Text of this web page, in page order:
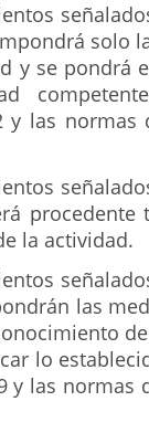
solo
y se pondrá
y las normas
procedente
la actividad.
las
lo
y las normas